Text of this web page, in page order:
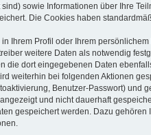
sowie Informationen über Ihre
Die Cookies haben
Ihrem Profil oder Ihrem
weitere Daten als notwendig
dort eingegebenen Daten
weiterhin bei folgenden Aktionen
Benutzer-Passwort) und
und nicht dauerhaft
gespeichert werden. Dazu